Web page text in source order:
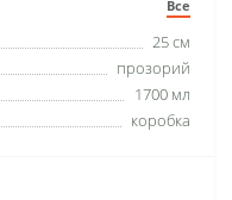
Все
25 см
прозорий
1700 мл
коробка